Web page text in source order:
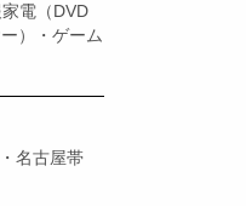
電（DVD
）・ゲーム
名古屋帯